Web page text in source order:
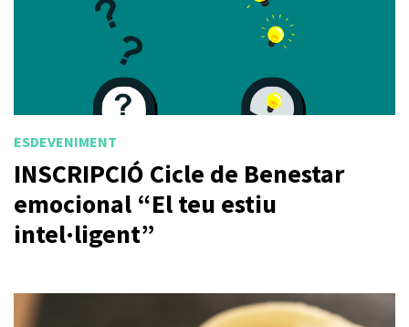
ESDEVENIMENT
INSCRIPCIÓ Cicle de Benestar
emocional “El teu estiu
intel·ligent”